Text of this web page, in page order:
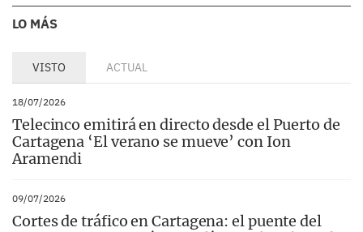
LO MÁS
VISTO ACTUAL
18/07/2026
Telecinco emitirá en directo desde el Puerto de
Cartagena ‘El verano se mueve’ con Ion
Aramendi
09/07/2026
Cortes de tráfico en Cartagena: el puente del